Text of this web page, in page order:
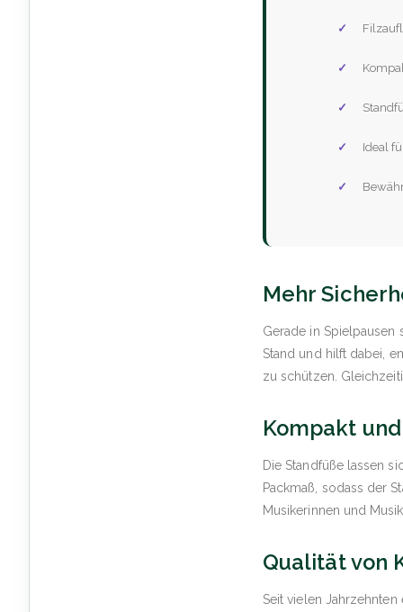
Ideal
Mehr
Gerade in Spielpausen
Stand und hilft dabei,
zu schützen.
Kompakt
Die Standfüße lassen
Packmaß, sodass der
Musikerinnen und
Qualität von
Seit vielen